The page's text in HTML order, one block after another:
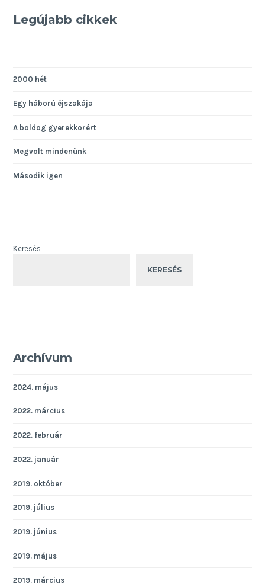
Legújabb cikkek
2000 hét
Egy háború éjszakája
A boldog gyerekkorért
Megvolt mindenünk
Második igen
Keresés
KERESÉS
Archívum
2024. május
2022. március
2022. február
2022. január
2019. október
2019. július
2019. június
2019. május
2019. március